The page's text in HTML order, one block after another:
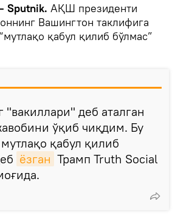
Sputnik. АҚШ президенти
Вашингтон таклифига
қабул қилиб бўлмас”
деб аталган
ўқиб чиқдим. Бу
қабул қилиб
ёзган Трамп Truth Social